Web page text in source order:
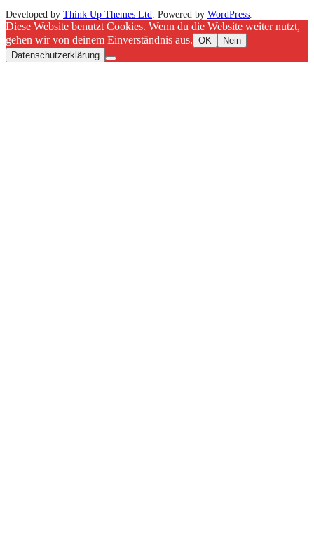
Developed by Think Up Themes Ltd. Powered by WordPress.
Diese Website benutzt Cookies. Wenn du die Website weiter nutzt,
gehen wir von deinem Einverständnis aus. OK
Nein
Datenschutzerklärung